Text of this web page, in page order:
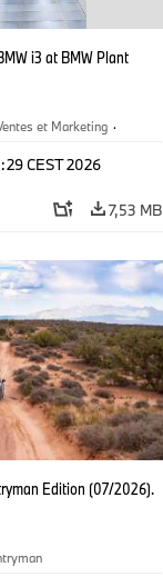
i3 at BMW Plant
et Marketing ·
CEST 2026
7,53 MB
Edition (07/2026).